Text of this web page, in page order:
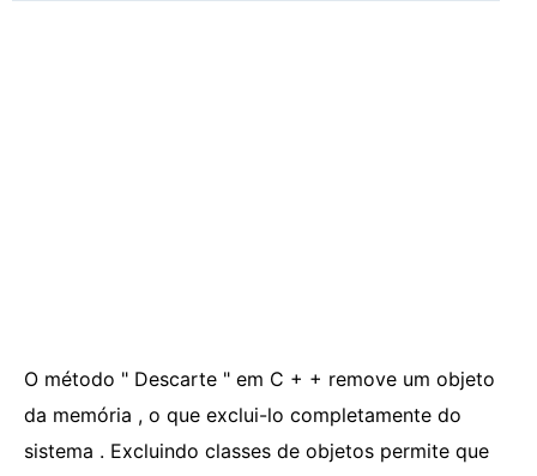
O método " Descarte " em C + + remove um objeto
da memória , o que exclui-lo completamente do
sistema . Excluindo classes de objetos permite que